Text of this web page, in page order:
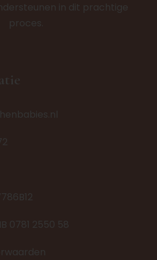
in dit prachtige
proces.
72
0781 2550 58